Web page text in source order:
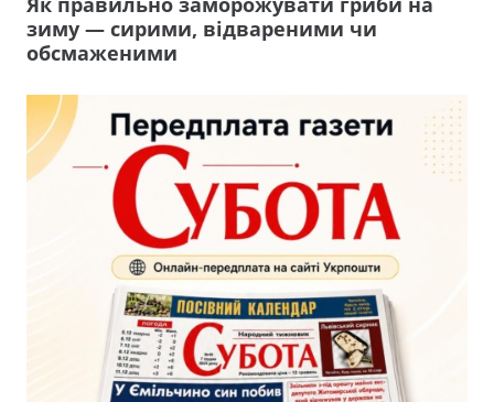
зиму — сирими, відвареними чи
обсмаженими